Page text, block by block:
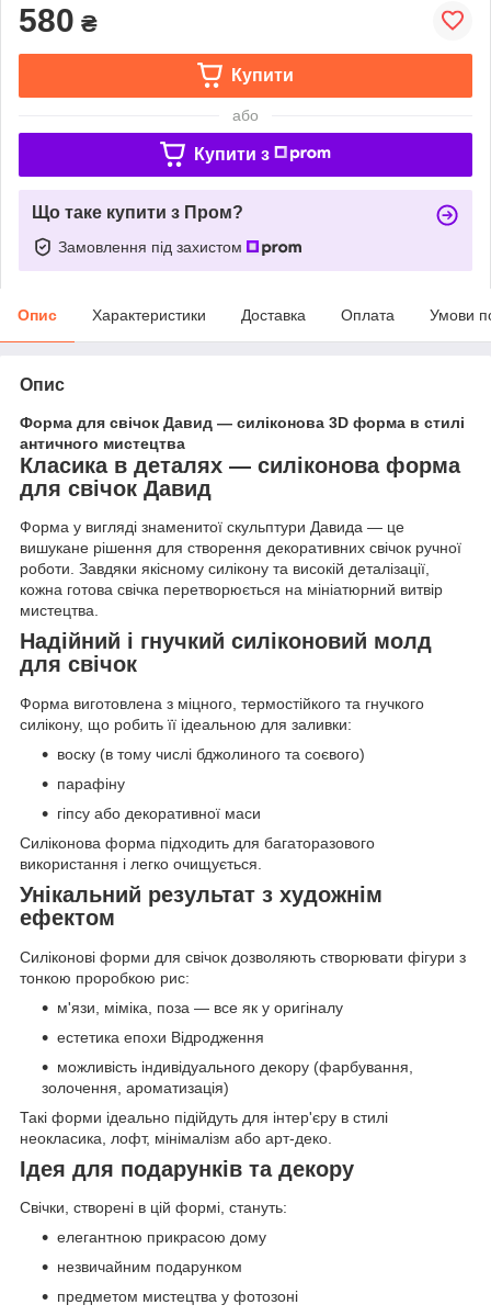
580 ₴
Купити
або
Купити з
Що таке купити з Пром?
Замовлення під захистом
Опис Характеристики Доставка Оплата Умови
Опис
Форма для свічок Давид — силіконова 3D форма в стилі
античного мистецтва
Класика в деталях — силіконова форма
для свічок Давид
Форма у вигляді знаменитої скульптури Давида — це
вишукане рішення для створення декоративних свічок ручної
роботи. Завдяки якісному силікону та високій деталізації,
кожна готова свічка перетворюється на мініатюрний витвір
мистецтва.
Надійний і гнучкий силіконовий молд
для свічок
Форма виготовлена з міцного, термостійкого та гнучкого
силікону, що робить її ідеальною для заливки:
воску (в тому числі бджолиного та соєвого)
парафіну
гіпсу або декоративної маси
Силіконова форма підходить для багаторазового
використання і легко очищується.
Унікальний результат з художнім
ефектом
Силіконові форми для свічок дозволяють створювати фігури з
тонкою проробкою рис:
м'язи, міміка, поза — все як у оригіналу
естетика епохи Відродження
можливість індивідуального декору (фарбування,
золочення, ароматизація)
Такі форми ідеально підійдуть для інтер'єру в стилі
неокласика, лофт, мінімалізм або арт-деко.
Ідея для подарунків та декору
Свічки, створені в цій формі, стануть:
елегантною прикрасою дому
незвичайним подарунком
предметом мистецтва у фотозоні